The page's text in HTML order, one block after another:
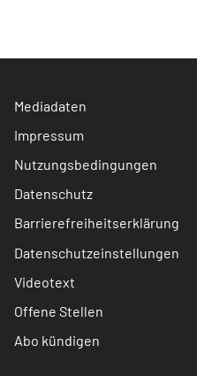
Mediadaten
Impressum
Nutzungsbedingungen
Datenschutz
Barrierefreiheitserklärung
Datenschutzeinstellungen
Videotext
Offene Stellen
Abo kündigen